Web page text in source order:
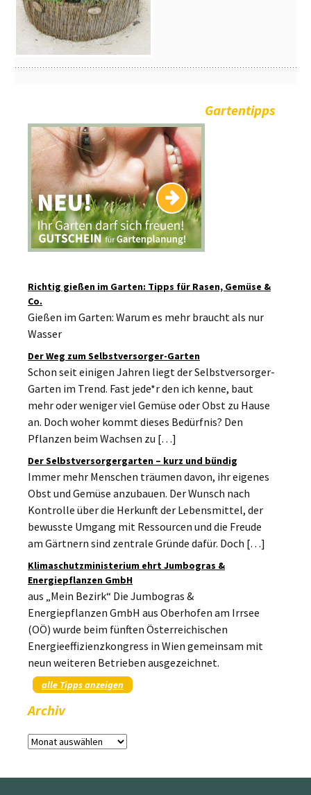
Gartentipps
Richtig gießen im Garten: Tipps für Rasen, Gemüse &
Co.
Gießen im Garten: Warum es mehr braucht als nur
Wasser
Der Weg zum Selbstversorger-Garten
Schon seit einigen Jahren liegt der Selbstversorger-
Garten im Trend. Fast jede*r den ich kenne, baut
mehr oder weniger viel Gemüse oder Obst zu Hause
an. Doch woher kommt dieses Bedürfnis? Den
Pflanzen beim Wachsen zu […]
Der Selbstversorgergarten – kurz und bündig
Immer mehr Menschen träumen davon, ihr eigenes
Obst und Gemüse anzubauen. Der Wunsch nach
Kontrolle über die Herkunft der Lebensmittel, der
bewusste Umgang mit Ressourcen und die Freude
am Gärtnern sind zentrale Gründe dafür. Doch […]
Klimaschutzministerium ehrt Jumbogras &
Energiepflanzen GmbH
aus „Mein Bezirk“ Die Jumbogras &
Energiepflanzen GmbH aus Oberhofen am Irrsee
(OÖ) wurde beim fünften Österreichischen
Energieeffizienzkongress in Wien gemeinsam mit
neun weiteren Betrieben ausgezeichnet.
alle Tipps anzeigen
Archiv
Archiv